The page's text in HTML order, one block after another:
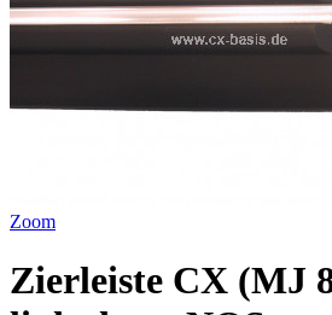
Zoom
Zierleiste CX (MJ